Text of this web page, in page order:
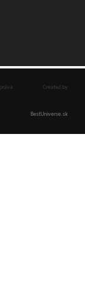
Created by
BestUniverse.sk